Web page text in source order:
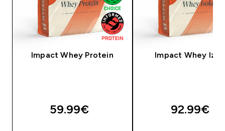
Impact Whey Protein
59.99€‎
Impact Whey
92.99€‎